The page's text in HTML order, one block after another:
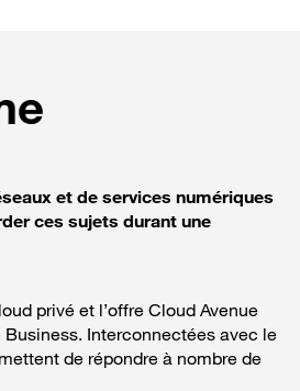
et de services numériques
ces sujets durant une
privé et l’offre Cloud Avenue
Interconnectées avec le
de répondre à nombre de